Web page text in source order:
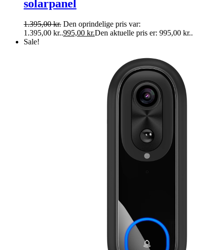
solarpanel
1.395,00kr. Den oprindelige pris var:
1.395,00 kr..995,00 kr.Den aktuelle pris er: 995,00 kr..
Sale!